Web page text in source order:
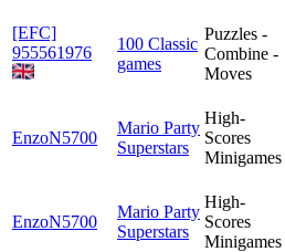
[EFC]
955561976
100 Classic
games
Puzzles -
Combine -
Moves
EnzoN5700
Mario Party
Superstars
High-
Scores
Minigames
EnzoN5700
Mario Party
Superstars
High-
Scores
Minigames